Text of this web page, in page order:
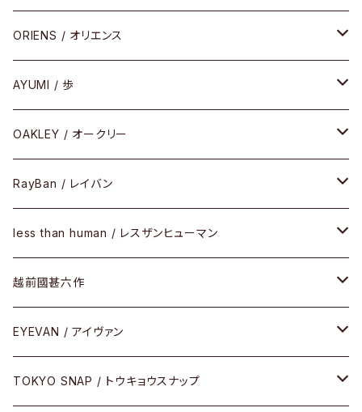
COMBI （コンビシリーズ）
PREMIUM（プレミアムシリーズ）
PLASTIC（プラスティックシリーズ）
SIRMONT（サーモントシリーズ）
SUNSHIFT
ケア用品
コンビ
セル
コンビ
セル
メタル
コンビ
ORIENS / オリエンス
セルフレーム
メタルフレーム
その他
AYUMI / 歩
セルフレーム
OAKLEY / オークリー
メガネフレーム
サングラス
Frogskins(フロッグスキン )
Latch(ラッチ)
その他
修理
小物
RayBan / レイバン
メガネフレーム
サングラス
その他
less than human / レスザンヒューマン
メガネフレーム
サングラス
その他
越前國甚六作
セルフレーム
メタルフレーム
EYEVAN / アイヴァン
メガネ
TOKYO SNAP / トウキョウスナップ